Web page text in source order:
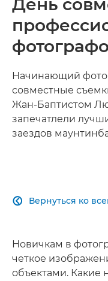
День
Начинающий
совместные
Жан-Баптистом
запечатлели
заездов
Вернуться ко

Новичкам в
четкое
объектами. Какие